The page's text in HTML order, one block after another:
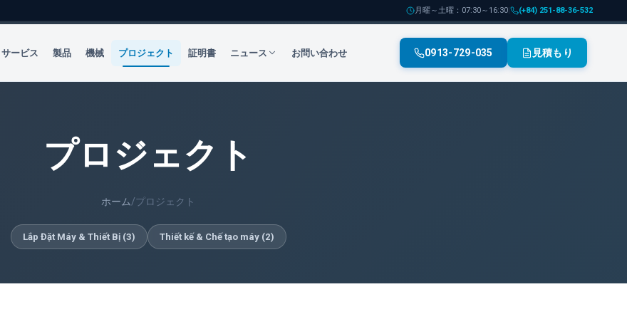
月曜～土曜：07:30～16:30| (+84) 251-88-36-532
サービス 製品 機械 プロジェクト 証明書 ニュース お問い合わせ 0913-729-035 見積もり
プロジェクト
ホーム/プロジェクト
Lắp Đặt Máy & Thiết Bị(3) Thiết kế & Chế tạo máy(2)